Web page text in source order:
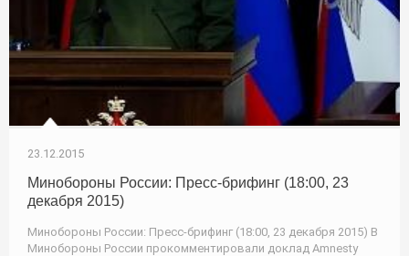
23.12.2015
Минобороны России: Пресс-брифинг (18:00, 23
декабря 2015)
Минобороны России: Пресс-брифинг (18:00, 23 декабря 2015) В
Минобороны России прокомментировали доклад Amnesty